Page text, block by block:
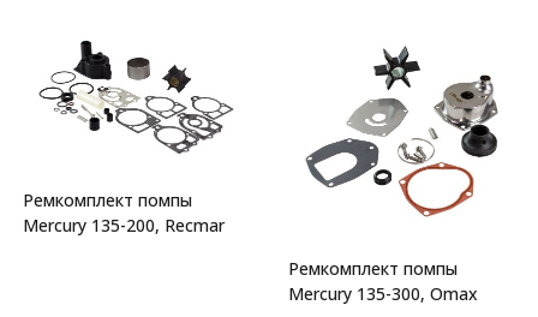
Ремкомплект помпы
Mercury 135-200, Recmar
Ремкомплект помпы
Mercury 135-300, Omax